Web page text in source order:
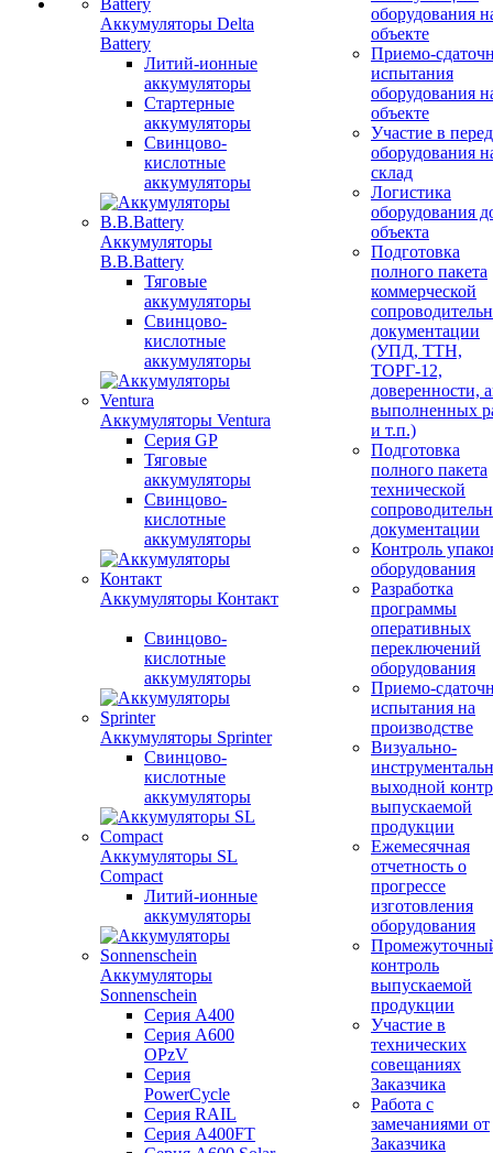
Аккумуляторы Delta
Battery
Литий-ионные
аккумуляторы
Стартерные
аккумуляторы
Свинцово-
кислотные
аккумуляторы
Аккумуляторы
B.B.Battery
Тяговые
аккумуляторы
Свинцово-
кислотные
аккумуляторы
Аккумуляторы Ventura
Серия GP
Тяговые
аккумуляторы
Свинцово-
кислотные
аккумуляторы
Аккумуляторы Контакт
Свинцово-
кислотные
аккумуляторы
Аккумуляторы Sprinter
Свинцово-
кислотные
аккумуляторы
Аккумуляторы SL
Compact
Литий-ионные
аккумуляторы
Аккумуляторы
Sonnenschein
Серия A400
Серия A600
OPzV
Серия
PowerCycle
Серия RAIL
Серия A400FT
оборудования
объекте
Приемо-
испытания
оборудования
объекте
Участие в
оборудования
склад
Логистика
оборудования
объекта
Подготовка
полного пакета
коммерческой
документации
(УПД, ТТН,
ТОРГ-12,
доверенности,
выполненных
и т.п.)
Подготовка
полного пакета
технической
документации
Контроль
оборудования
Разработка
программы
оперативных
переключений
оборудования
Приемо-
испытания на
производстве
Визуально-
выходной
выпускаемой
продукции
Ежемесячная
отчетность о
прогрессе
изготовления
оборудования
контроль
выпускаемой
продукции
Участие в
технических
совещаниях
Заказчика
Работа с
замечаниями от
Заказчика